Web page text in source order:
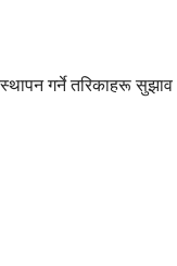
गर्ने तरिकाहरू सुझाव